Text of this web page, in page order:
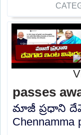
passes
మాజీ ప్రధాని
Chennamma